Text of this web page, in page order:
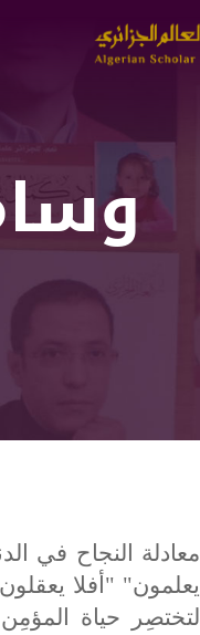
معادلة النجاح في
يعلمون" "أفلا
لتختصِر حياة